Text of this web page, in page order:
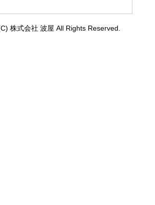
株式会社 波屋 All Rights Reserved.